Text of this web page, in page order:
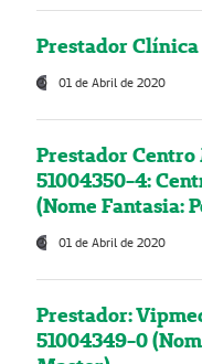
Prestador
01 de Abril de 2020
Prestador
51004350-4:
(Nome Fantasia:
01 de Abril de 2020
Prestador:
51004349-0